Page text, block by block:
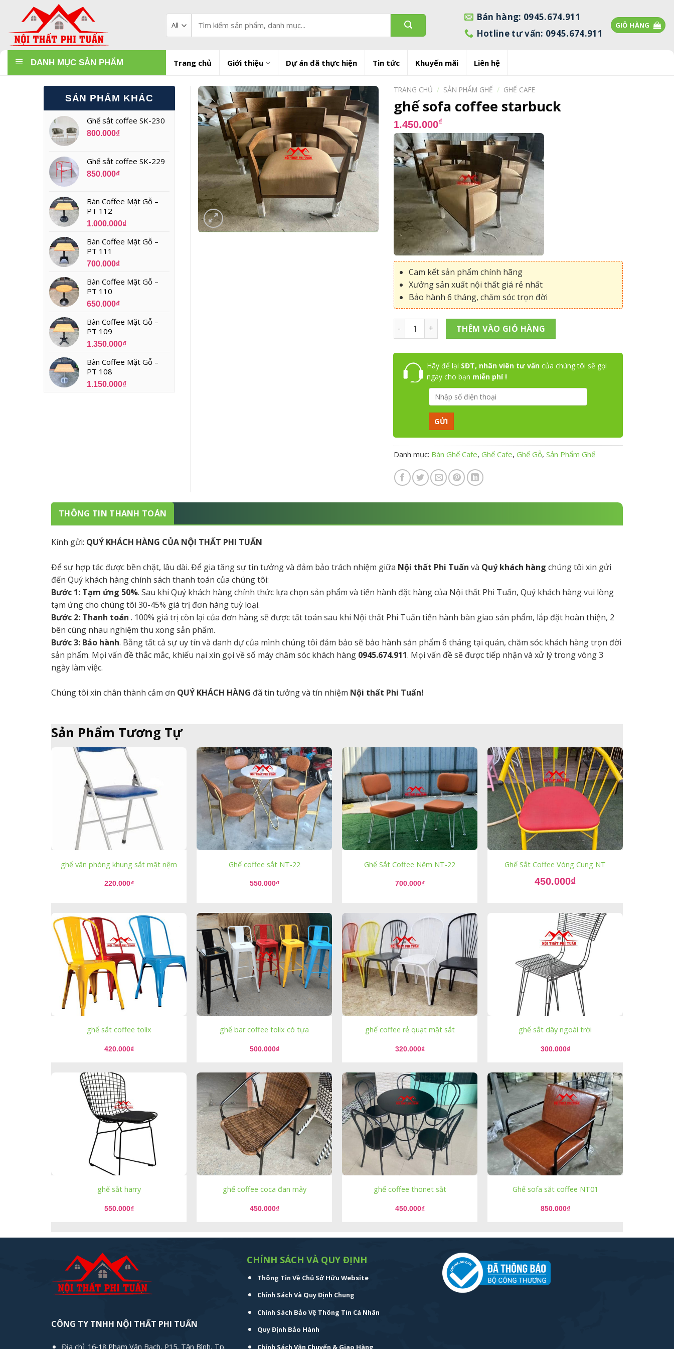
content
kiếm:
Bán hàng: 0945.674.911
Hotline tư vấn: 0945.674.911
GIỎ HÀNG
DANH MỤC SẢN PHẨM Trang chủ Giới thiệu Dự án đã thực hiện Tin tức Khuyến mãi Liên hệ
TRANG CHỦ / SẢN PHẨM GHẾ / GHẾ CAFE
ghế sofa coffee starbuck
1.450.000₫
Cam kết sản phẩm chính hãng
Xưởng sản xuất nội thất giá rẻ nhất
Bảo hành 6 tháng, chăm sóc trọn đời
ghế sofa coffee starbuck số lượng
THÊM VÀO GIỎ HÀNG
Hãy để lại SĐT, nhân viên tư vấn của chúng tôi sẽ gọi
ngay cho bạn miễn phí !
Danh mục: Bàn Ghế Cafe, Ghế Cafe, Ghế Gỗ, Sản Phẩm Ghế
SẢN PHẨM KHÁC
Ghế sắt coffee SK-230
800.000₫
Ghế sắt coffee SK-229
850.000₫
Bàn Coffee Mặt Gỗ –
PT 112
1.000.000₫
Bàn Coffee Mặt Gỗ –
PT 111
700.000₫
Bàn Coffee Mặt Gỗ –
PT 110
650.000₫
Bàn Coffee Mặt Gỗ –
PT 109
1.350.000₫
Bàn Coffee Mặt Gỗ –
PT 108
1.150.000₫
THÔNG TIN THANH TOÁN
Kính gửi: QUÝ KHÁCH HÀNG CỦA NỘI THẤT PHI TUẤN
Để sự hợp tác được bền chặt, lâu dài. Để gia tăng sự tin tưởng và đảm bảo trách nhiệm giữa Nội thất Phi Tuấn và Quý khách hàng chúng tôi xin gửi
đến Quý khách hàng chính sách thanh toán của chúng tôi:
Bước 1: Tạm ứng 50%. Sau khi Quý khách hàng chính thức lựa chọn sản phẩm và tiến hành đặt hàng của Nội thất Phi Tuấn, Quý khách hàng vui lòng
tạm ứng cho chúng tôi 30-45% giá trị đơn hàng tuỳ loại.
Bước 2: Thanh toán . 100% giá trị còn lại của đơn hàng sẽ được tất toán sau khi Nội thất Phi Tuấn tiến hành bàn giao sản phẩm, lắp đặt hoàn thiện, 2
bên cùng nhau nghiệm thu xong sản phẩm.
Bước 3: Bảo hành. Bằng tất cả sự uy tín và danh dự của mình chúng tôi đảm bảo sẽ bảo hành sản phẩm 6 tháng tại quán, chăm sóc khách hàng trọn đời
sản phẩm. Mọi vấn đề thắc mắc, khiếu nại xin gọi về số máy chăm sóc khách hàng 0945.674.911. Mọi vấn đề sẽ được tiếp nhận và xử lý trong vòng 3
ngày làm việc.
Chúng tôi xin chân thành cảm ơn QUÝ KHÁCH HÀNG đã tin tưởng và tín nhiệm Nội thất Phi Tuấn!
Sản Phẩm Tương Tự
ghế văn phòng khung sắt mặt nệm
220.000₫
Ghế coffee sắt NT-22
550.000₫
Ghế Sắt Coffee Nệm NT-22
700.000₫
Ghế Sắt Coffee Vòng Cung NT
Giá
gốc
450.000₫
450.000₫.
ghế sắt coffee tolix
420.000₫
ghế bar coffee tolix có tựa
500.000₫
ghế coffee rẻ quạt mặt sắt
320.000₫
ghế sắt dây ngoài trời
300.000₫
ghế sắt harry
550.000₫
ghế coffee coca đan mây
450.000₫
ghế coffee thonet sắt
450.000₫
Ghế sofa săt coffee NT01
850.000₫
CÔNG TY TNHH NỘI THẤT PHI TUẤN
Địa chỉ: 16-18 Phạm Văn Bạch, P15, Tân Bình, Tp.
CHÍNH SÁCH VÀ QUY ĐỊNH
Thông Tin Về Chủ Sở Hữu Website
Chính Sách Và Quy Định Chung
Chính Sách Bảo Vệ Thông Tin Cá Nhân
Quy Định Bảo Hành
Chính Sách Vận Chuyển & Giao Hàng